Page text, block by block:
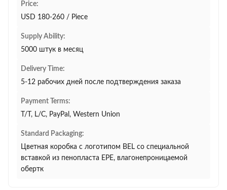
Price:
USD 180-260 / Piece
Supply Ability:
5000 штук в месяц
Delivery Time:
5-12 рабочих дней после подтверждения заказа
Payment Terms:
T/T, L/C, PayPal, Western Union
Standard Packaging:
Цветная коробка с логотипом BEL со специальной
вставкой из пенопласта EPE, влагонепроницаемой
обертк